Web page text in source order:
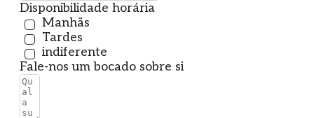
Disponibilidade horária
Manhãs
Tardes
indiferente
Fale-nos um bocado sobre si